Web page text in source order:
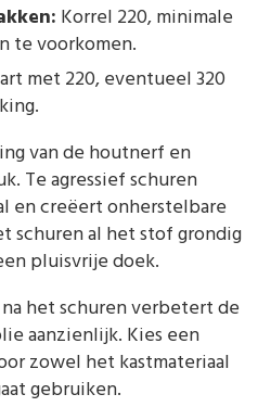
Korrel 220, minimale
te voorkomen.
met 220, eventueel 320
van de houtnerf en
Te agressief schuren
en creëert onherstelbare
schuren al het stof grondig
pluisvrije doek.
het schuren verbetert de
aanzienlijk. Kies een
zowel het kastmateriaal
gebruiken.